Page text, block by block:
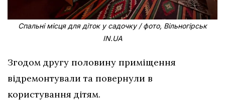
Спальні місця для діток у садочку / фото, Вільногірськ
IN.UA
Згодом другу половину приміщення
відремонтували та повернули в
користування дітям.